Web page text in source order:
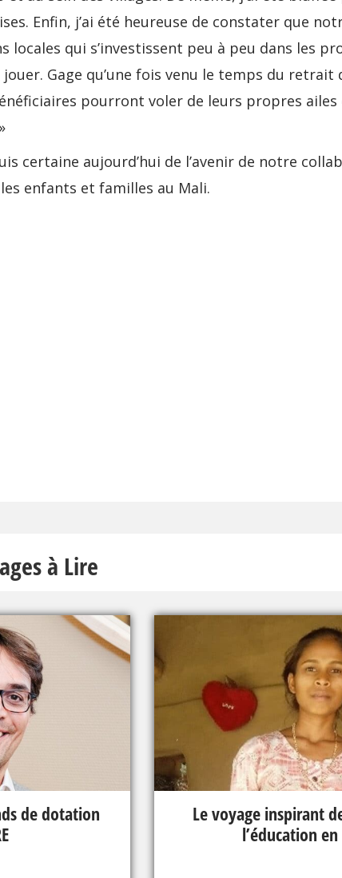
Enfin, j’ai été heureuse de constater que
locales qui s’investissent peu à peu dans les
Gage qu’une fois venu le temps du retrait
pourront voler de leurs propres ailes
certaine aujourd’hui de l’avenir de notre
enfants et familles au Mali.
à Lire
de dotation
Le voyage inspirant
l’éducation